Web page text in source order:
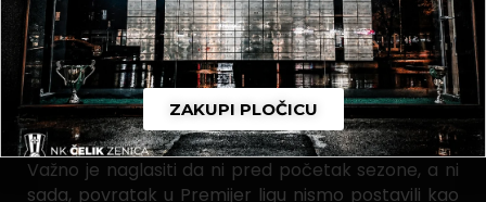
članovima kluba, ali ni prema drugim klubovima u
ligi. Pred nama je još mnogo posla i svjesni smo da
je nogomet nepredvidiv. Ništa nije gotovo dok
sudija ne odsvira kraj.
Važno je naglasiti da ni pred početak sezone, a ni
sada, povratak u Premijer ligu nismo postavili kao
ZAKUPI PLOČICU